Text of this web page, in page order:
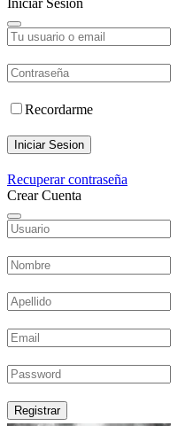
Iniciar Sesion
Recordarme
Iniciar Sesion
Recuperar contraseña
Crear Cuenta
Registrar